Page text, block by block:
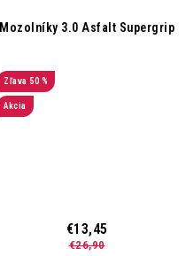
Mozolníky 3.0 Asfalt Supergrip
50 %
Akcia
€13,45
€26,90